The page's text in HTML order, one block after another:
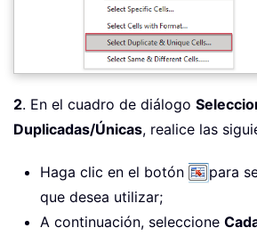
2. En el cuadro de diálogo
Duplicadas/Únicas, realice las
Haga clic en el botón
para
que desea utilizar;
A continuación, seleccione